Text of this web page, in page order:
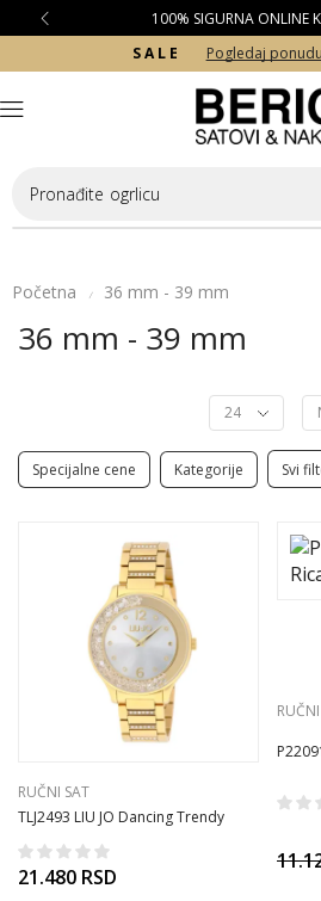
100% SIGURNA ONLINE
S A L E
Pogledaj ponudu
Pronađite ogrlicu
Početna / 36 mm - 39 mm
36 mm - 39 mm
Specijalne cene Kategorije Svi
RUČNI SAT
TLJ2493 LIU JO Dancing Trendy
ženski ručni sat
21.480 RSD